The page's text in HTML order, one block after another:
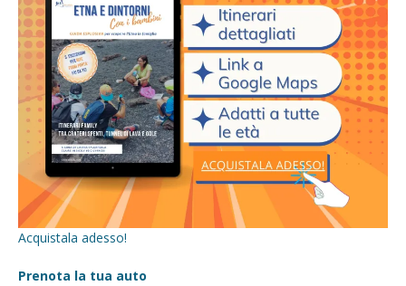
Acquistala adesso!
Prenota la tua auto